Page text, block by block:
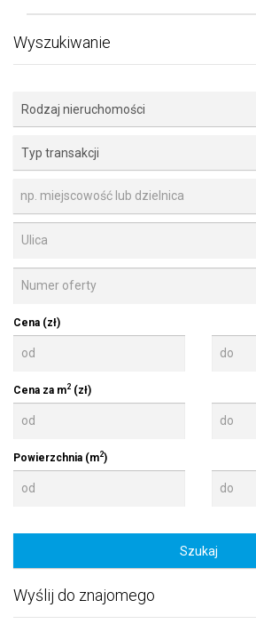
Wyszukiwanie
Rodzaj nieruchomości
Typ transakcji
np. miejscowość lub dzielnica
Cena (zł)
Cena za m2 (zł)
Powierzchnia (m2)
Wyślij do znajomego